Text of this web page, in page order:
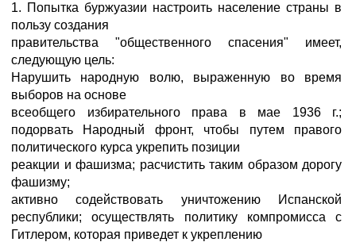
1. Попытка буржуазии настроить население страны в
пользу создания
правительства "общественного спасения" имеет,
следующую цель:
Нарушить народную волю, выраженную во время
выборов на основе
всеобщего избирательного права в мае 1936 г.;
подорвать Народный фронт, чтобы путем правого
политического курса укрепить позиции
реакции и фашизма; расчистить таким образом дорогу
фашизму;
активно содействовать уничтожению Испанской
республики; осуществлять политику компромисса с
Гитлером, которая приведет к укреплению